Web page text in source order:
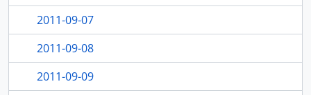
2011-09-07
2011-09-08
2011-09-09